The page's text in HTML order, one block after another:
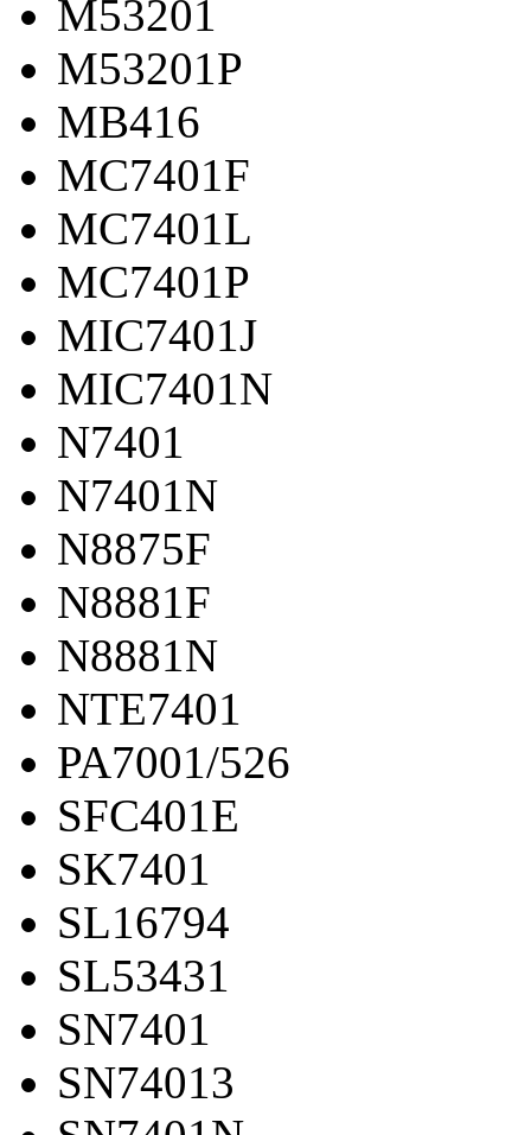
M53201
M53201P
MB416
MC7401F
MC7401L
MC7401P
MIC7401J
MIC7401N
N7401
N7401N
N8875F
N8881F
N8881N
NTE7401
PA7001/526
SFC401E
SK7401
SL16794
SL53431
SN7401
SN74013